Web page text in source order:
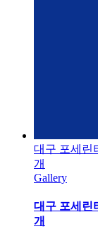
대구 포세린
개
Gallery
대구 포세린
개